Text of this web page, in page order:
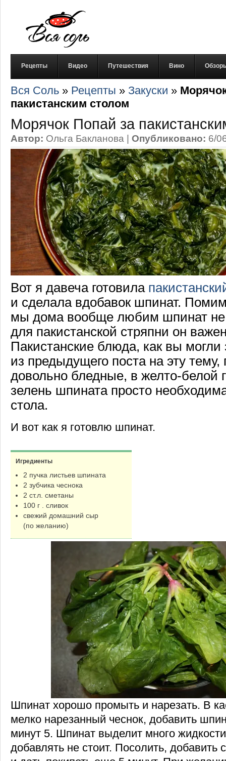
Рецепты Видео Путешествия Вино
Вся Соль » Рецепты » Закуски »
пакистанским столом
Морячок Попай за
Автор: Ольга Бакланова | Опубликовано: 6/
Вот я давеча готовила
и сделала вдобавок шпинат.
мы дома вообще любим шпинат
для пакистанской стряпни он
Пакистанские блюда, как вы могли
из предыдущего поста на эту тему,
довольно бледные, в желто-белой
зелень шпината просто
стола.
И вот как я готовлю шпинат.
Игредиенты
2 пучка листьев шпината
2 зубчика чеснока
2 ст.л. сметаны
100 г . сливок
cвежий домашний сыр
(по желанию)
Шпинат хорошо промыть и нарезать. В
мелко нарезанный чеснок, добавить
минут 5. Шпинат выделит много
добавлять не стоит. Посолить, добавить